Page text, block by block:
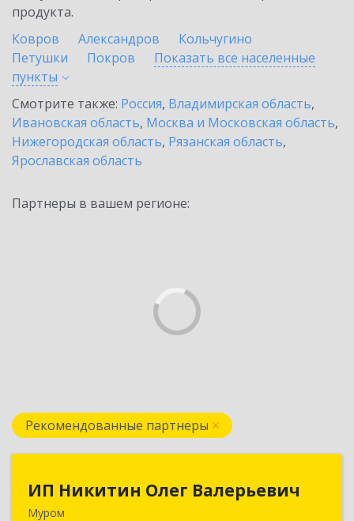
продукта.
Ковров
Александров
Кольчугино
Петушки
Покров
Показать все населенные
пункты
Смотрите также: Россия, Владимирская область,
Ивановская область, Москва и Московская область,
Нижегородская область, Рязанская область,
Ярославская область
Партнеры в вашем регионе:
Рекомендованные партнеры
ИП Никитин Олег Валерьевич
Муром